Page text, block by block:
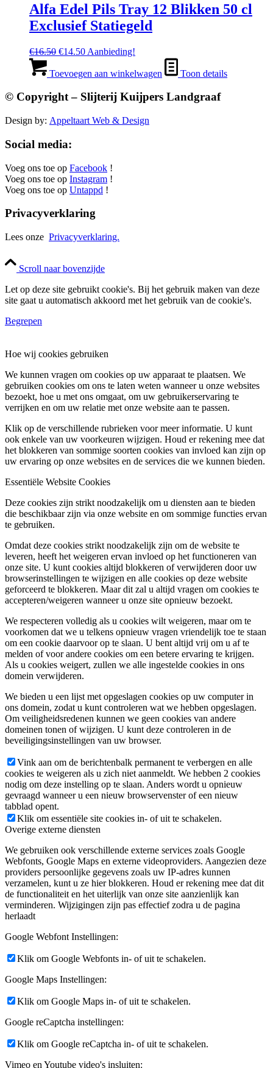
Alfa Edel Pils Tray 12 Blikken 50 cl
Exclusief Statiegeld
€16.50 Oorspronkelijke
was:
€14.50Huidige
is:
Aanbieding!
Toevoegen aan winkelwagen Toon details
© Copyright – Slijterij Kuijpers Landgraaf
Design by: Appeltaart Web & Design
Social media:
Voeg ons toe op Facebook !
Voeg ons toe op Instagram !
Voeg ons toe op Untappd !
Privacyverklaring
Lees onze Privacyverklaring.
Scroll naar bovenzijde
Let op deze site gebruikt cookie's. Bij het gebruik maken van deze
site gaat u automatisch akkoord met het gebruik van de cookie's.
Begrepen
Hoe wij cookies gebruiken
We kunnen vragen om cookies op uw apparaat te plaatsen. We
gebruiken cookies om ons te laten weten wanneer u onze websites
bezoekt, hoe u met ons omgaat, om uw gebruikerservaring te
verrijken en om uw relatie met onze website aan te passen.
Klik op de verschillende rubrieken voor meer informatie. U kunt
ook enkele van uw voorkeuren wijzigen. Houd er rekening mee dat
het blokkeren van sommige soorten cookies van invloed kan zijn op
uw ervaring op onze websites en de services die we kunnen bieden.
Essentiële Website Cookies
Deze cookies zijn strikt noodzakelijk om u diensten aan te bieden
die beschikbaar zijn via onze website en om sommige functies ervan
te gebruiken.
Omdat deze cookies strikt noodzakelijk zijn om de website te
leveren, heeft het weigeren ervan invloed op het functioneren van
onze site. U kunt cookies altijd blokkeren of verwijderen door uw
browserinstellingen te wijzigen en alle cookies op deze website
geforceerd te blokkeren. Maar dit zal u altijd vragen om cookies te
accepteren/weigeren wanneer u onze site opnieuw bezoekt.
We respecteren volledig als u cookies wilt weigeren, maar om te
voorkomen dat we u telkens opnieuw vragen vriendelijk toe te staan
om een cookie daarvoor op te slaan. U bent altijd vrij om u af te
melden of voor andere cookies om een betere ervaring te krijgen.
Als u cookies weigert, zullen we alle ingestelde cookies in ons
domein verwijderen.
We bieden u een lijst met opgeslagen cookies op uw computer in
ons domein, zodat u kunt controleren wat we hebben opgeslagen.
Om veiligheidsredenen kunnen we geen cookies van andere
domeinen tonen of wijzigen. U kunt deze controleren in de
beveiligingsinstellingen van uw browser.
Vink aan om de berichtenbalk permanent te verbergen en alle
cookies te weigeren als u zich niet aanmeldt. We hebben 2 cookies
nodig om deze instelling op te slaan. Anders wordt u opnieuw
gevraagd wanneer u een nieuw browservenster of een nieuw
tabblad opent.
Klik om essentiële site cookies in- of uit te schakelen.
Overige externe diensten
We gebruiken ook verschillende externe services zoals Google
Webfonts, Google Maps en externe videoproviders. Aangezien deze
providers persoonlijke gegevens zoals uw IP-adres kunnen
verzamelen, kunt u ze hier blokkeren. Houd er rekening mee dat dit
de functionaliteit en het uiterlijk van onze site aanzienlijk kan
verminderen. Wijzigingen zijn pas effectief zodra u de pagina
herlaadt
Google Webfont Instellingen:
Klik om Google Webfonts in- of uit te schakelen.
Google Maps Instellingen:
Klik om Google Maps in- of uit te schakelen.
Google reCaptcha instellingen:
Klik om Google reCaptcha in- of uit te schakelen.
Vimeo en Youtube video's insluiten: